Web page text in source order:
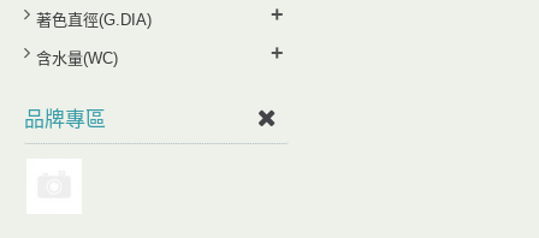
著色直徑(G.DIA) +
含水量(WC) +
品牌專區